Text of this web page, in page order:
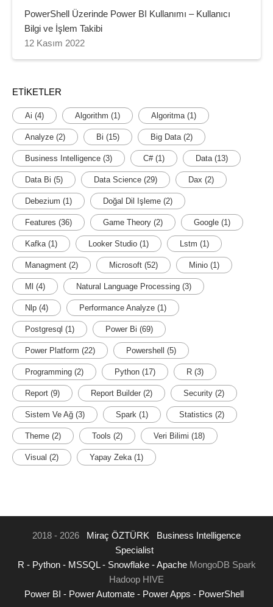
PowerShell Üzerinde Power BI Kullanımı – Kullanıcı
Bilgi ve İşlem Takibi
12 Kasım 2022
ETIKETLER
Ai (4) Algorithm (1) Algoritma(1)
Analyze (2) Bi (15) Big Data(2)
Business Intelligence (3) C#(1) Data(13)
Data Bi (5) Data Science (29) Dax (2)
Debezium (1) Doğal Dil Işleme (2)
Features (36) Game Theory (2) Google (1)
Kafka(1) Looker Studio (1) Lstm (1)
Managment (2) Microsoft (52) Minio (1)
Ml (4) Natural Language Processing (3)
Nlp (4) Performance Analyze (1)
Postgresql (1) Power Bi (69)
Power Platform (22) Powershell (5)
Programming (2) Python (17) R (3)
Report (9) Report Builder (2) Security (2)
Sistem Ve Ağ (3) Spark (1) Statistics (2)
Theme (2) Tools (2) Veri Bilimi (18)
Visual (2) Yapay Zeka(1)
2018 - 2026 Miraç ÖZTÜRK
Business Intelligence
Specialist
R - Python - MSSQL - Snowflake - ApacheMongoDB Spark
Hadoop HIVE
Power BI - Power Automate - Power Apps - PowerShell